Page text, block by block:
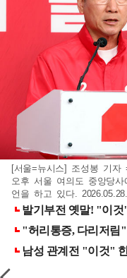
[서울=뉴시스] 조성봉 기
오후 서울 여의도 중앙당
언을 하고 있다.